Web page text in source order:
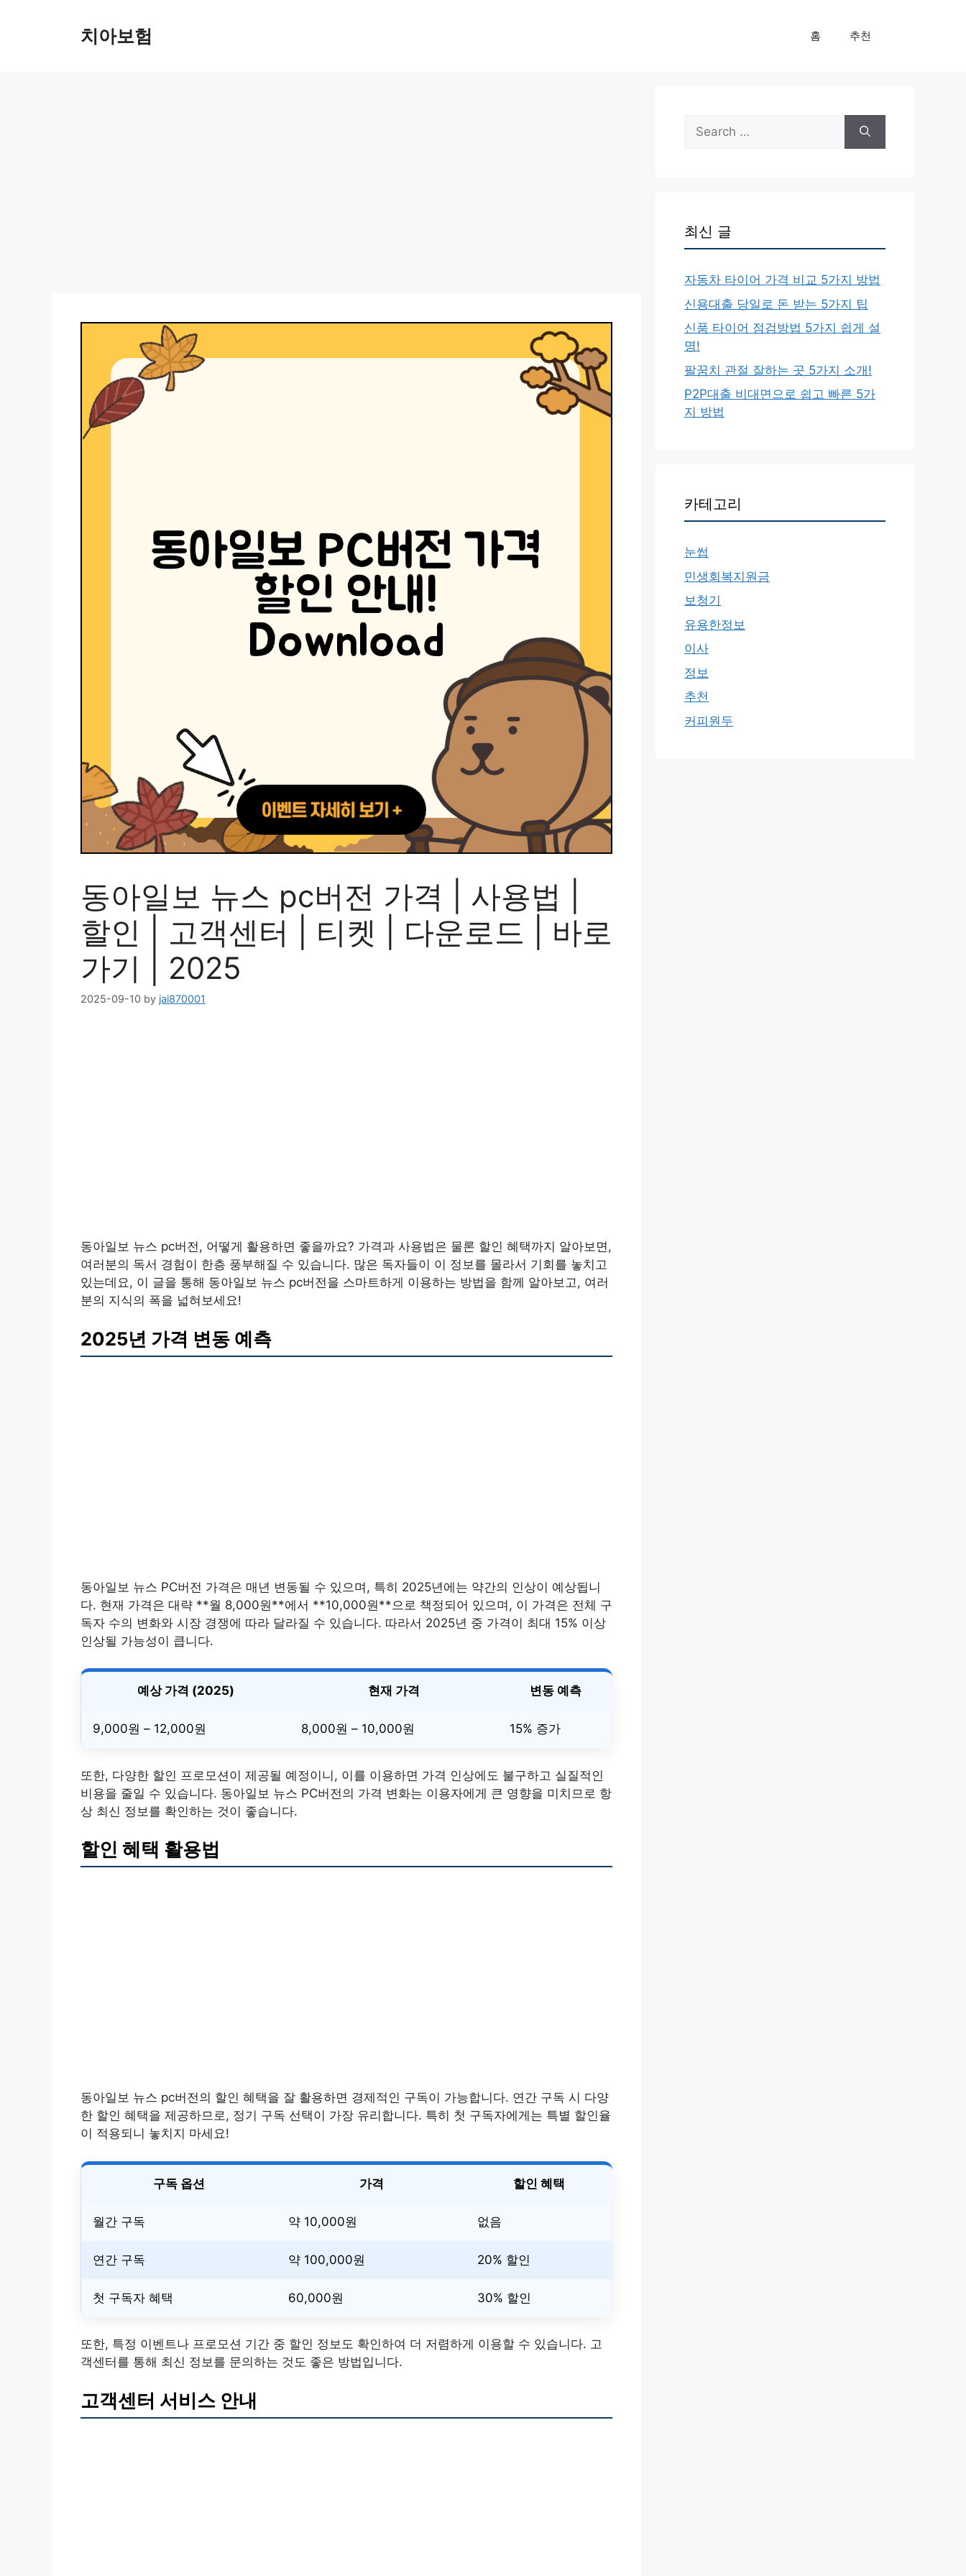
치아보험 홈 추천
동아일보 뉴스 pc버전 가격 | 사용법 |
할인 | 고객센터 | 티켓 | 다운로드 | 바로
가기 | 2025
2025-09-10 by jai870001
동아일보 뉴스 pc버전, 어떻게 활용하면 좋을까요? 가격과 사용법은 물론 할인 혜택까지 알아보면,
여러분의 독서 경험이 한층 풍부해질 수 있습니다. 많은 독자들이 이 정보를 몰라서 기회를 놓치고
있는데요, 이 글을 통해 동아일보 뉴스 pc버전을 스마트하게 이용하는 방법을 함께 알아보고, 여러
분의 지식의 폭을 넓혀보세요!
2025년 가격 변동 예측
동아일보 뉴스 PC버전 가격은 매년 변동될 수 있으며, 특히 2025년에는 약간의 인상이 예상됩니
다. 현재 가격은 대략 **월 8,000원**에서 **10,000원**으로 책정되어 있으며, 이 가격은 전체 구
독자 수의 변화와 시장 경쟁에 따라 달라질 수 있습니다. 따라서 2025년 중 가격이 최대 15% 이상
인상될 가능성이 큽니다.
예상 가격 (2025) 현재 가격 변동 예측
9,000원 – 12,000원 8,000원 – 10,000원 15% 증가
또한, 다양한 할인 프로모션이 제공될 예정이니, 이를 이용하면 가격 인상에도 불구하고 실질적인
비용을 줄일 수 있습니다. 동아일보 뉴스 PC버전의 가격 변화는 이용자에게 큰 영향을 미치므로 항
상 최신 정보를 확인하는 것이 좋습니다.
할인 혜택 활용법
동아일보 뉴스 pc버전의 할인 혜택을 잘 활용하면 경제적인 구독이 가능합니다. 연간 구독 시 다양
한 할인 혜택을 제공하므로, 정기 구독 선택이 가장 유리합니다. 특히 첫 구독자에게는 특별 할인율
이 적용되니 놓치지 마세요!
구독 옵션 가격 할인 혜택
월간 구독 약 10,000원 없음
연간 구독 약 100,000원 20% 할인
첫 구독자 혜택 60,000원 30% 할인
또한, 특정 이벤트나 프로모션 기간 중 할인 정보도 확인하여 더 저렴하게 이용할 수 있습니다. 고
객센터를 통해 최신 정보를 문의하는 것도 좋은 방법입니다.
고객센터 서비스 안내
Search
for:
최신 글
자동차 타이어 가격 비교 5가지 방법
신용대출 당일로 돈 받는 5가지 팁
신품 타이어 점검방법 5가지 쉽게 설
명!
팔꿈치 관절 잘하는 곳 5가지 소개!
P2P대출 비대면으로 쉽고 빠른 5가
지 방법
카테고리
눈썹
민생회복지원금
보청기
유용한정보
이사
정보
추천
커피원두